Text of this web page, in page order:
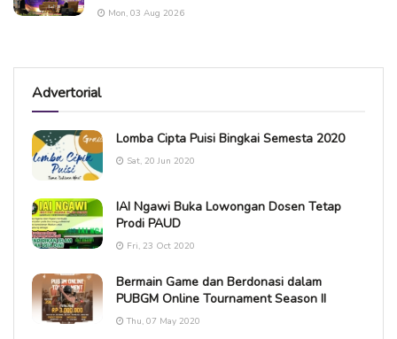
Mon, 03 Aug 2026
Advertorial
Lomba Cipta Puisi Bingkai Semesta 2020
Sat, 20 Jun 2020
IAI Ngawi Buka Lowongan Dosen Tetap
Prodi PAUD
Fri, 23 Oct 2020
Bermain Game dan Berdonasi dalam
PUBGM Online Tournament Season II
Thu, 07 May 2020